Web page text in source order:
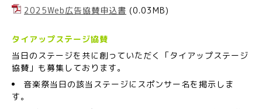
2025Web広告協賛申込書 (0.03MB)
タイアップステージ協賛
当日のステージを共に創っていただく「タイアップステージ
協賛」も募集しております。
音楽祭当日の該当ステージにスポンサー名を掲示しま
す。